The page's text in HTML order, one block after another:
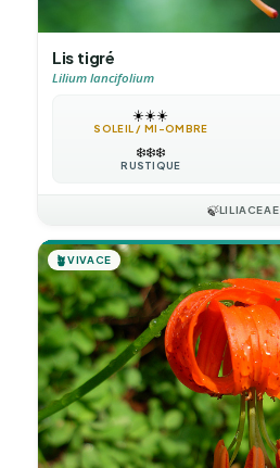
Lis tigré
Lilium lancifolium
☀️☀️☀️
SOLEIL / MI-OMBRE
❄️❄️❄️
RUSTIQUE
🍃LILIACEAE
🪴VIVACE